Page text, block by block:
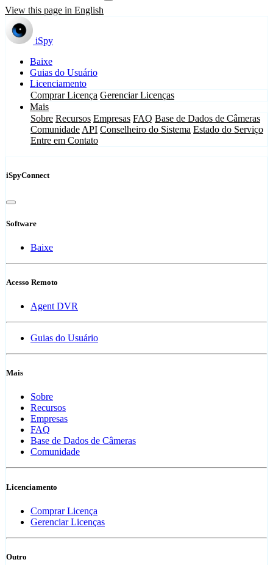
View this page in English
iSpy
Baixe
Guias do Usuário
Licenciamento
Comprar Licença Gerenciar Licenças
Mais
Sobre Recursos Empresas FAQ Base de Dados de Câmeras
Comunidade API Conselheiro do Sistema Estado do Serviço
Entre em Contato
iSpyConnect
Software
Baixe
Acesso Remoto
Agent DVR
Guias do Usuário
Mais
Sobre
Recursos
Empresas
FAQ
Base de Dados de Câmeras
Comunidade
Licenciamento
Comprar Licença
Gerenciar Licenças
Outro